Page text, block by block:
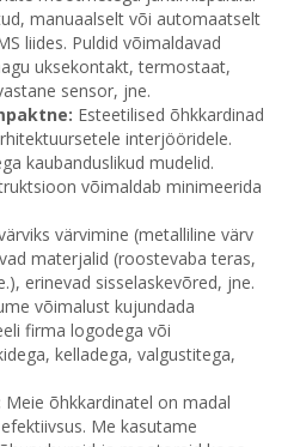
manuaalselt või automaatselt
liides. Puldid võimaldavad
uksekontakt, termostaat,
sensor, jne.
Esteetilised õhkkardinad
interjööridele.
kaubanduslikud mudelid.
võimaldab minimeerida
värvimine (metalliline värv
materjalid (roostevaba teras,
erinevad sisselaskevõred, jne.
võimalust kujundada
firma logodega või
kelladega, valgustitega,
Meie õhkkardinatel on madal
Me kasutame